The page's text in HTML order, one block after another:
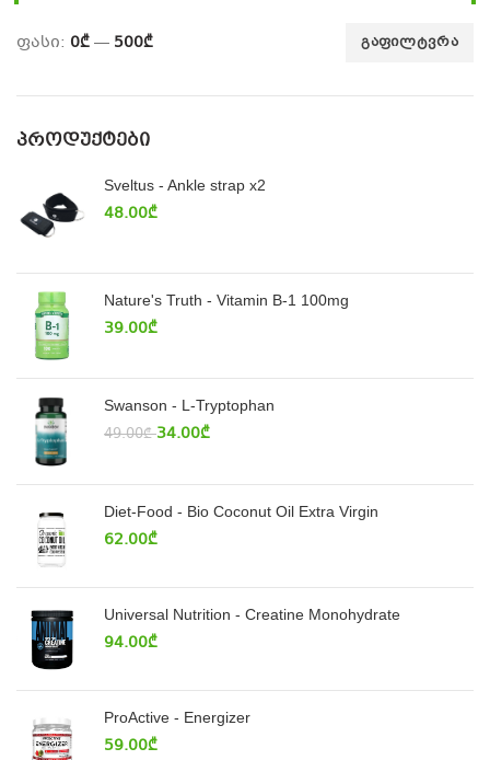
ᲒᲐᲤᲘᲚᲢᲕᲠᲐ
ფასი: 0₾— 500₾
ᲞᲠᲝᲓᲣᲥᲢᲔᲑᲘ
Sveltus - Ankle strap x2
48.00₾
Nature's Truth - Vitamin B-1 100mg
39.00₾
Swanson - L-Tryptophan
49.00₾ 34.00₾
Diet-Food - Bio Coconut Oil Extra Virgin
62.00₾
Universal Nutrition - Creatine Monohydrate
94.00₾
ProActive - Energizer
59.00₾